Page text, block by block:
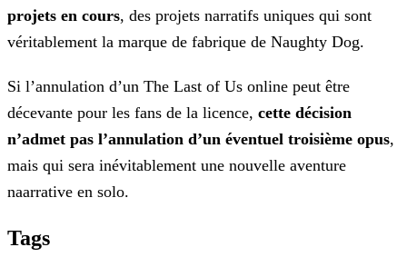
projets en cours, des projets narratifs uniques qui sont
véritablement la marque de fabrique de Naughty Dog.
Si l’annulation d’un The Last of Us online peut être
décevante pour les fans de la licence, cette décision
n’admet pas l’annulation d’un éventuel troisième opus,
mais qui sera inévitablement une nouvelle aventure
naarrative en solo.
Tags